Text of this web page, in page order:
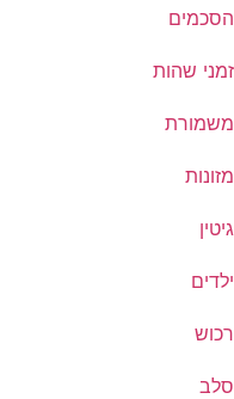
הסכמים
זמני שהות
משמורת
מזונות
גיטין
ילדים
רכוש
סלב